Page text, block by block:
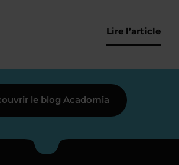
Lire l’article
le blog Acadomia